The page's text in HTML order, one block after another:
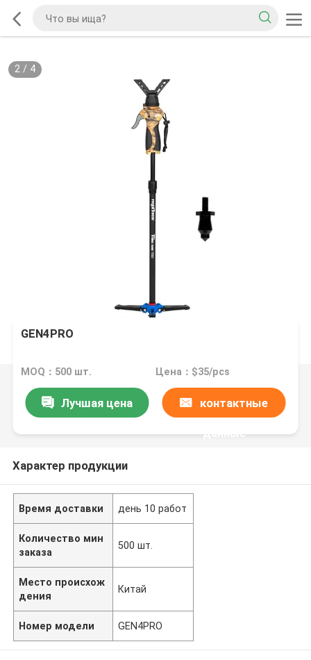
2/ 4
GEN4PRO
MOQ：500 шт. Цена：$35/pcs
Лучшая цена контактные
данные
Характер продукции
Время доставки день 10 работ
Количество мин
заказа
500 шт.
Место происхож
дения
Китай
Номер модели GEN4PRO